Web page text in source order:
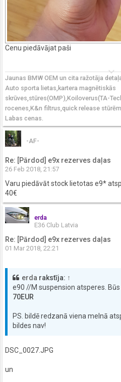
Cenu piedāvājat paši
keyboard_arrow_down
Jaunas BMW OEM un cita ražotāja
Auto sporta lietas,kartera magnētiskās
skrūves,stūres(OMP),Koiloverus(TA-
rocenes,K&n filtrus,quick release
Labas cenas.
-AF-
Re: [Pārdod] e9x rezerves daļas
26 Feb 2018, 21:57
Varu piedāvāt stock lietotas e9*
40€
erda
E36 Club Latvia
Re: [Pārdod] e9x rezerves daļas
01 Mar 2018, 22:21
erda rakstīja: ↑
e90 //M suspension atsperes.
70EUR
PS. bildē redzanā viena melnā
bildes nav!
DSC_0027.JPG
un